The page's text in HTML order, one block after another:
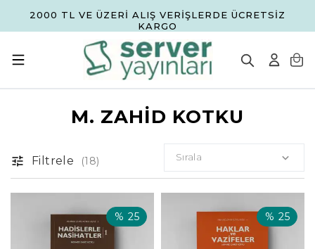
2000 TL VE ÜZERİ ALIŞ VERİŞLERDE ÜCRETSİZ
KARGO
M. ZAHİD KOTKU
Filtrele (18) Sırala
% 25 % 25